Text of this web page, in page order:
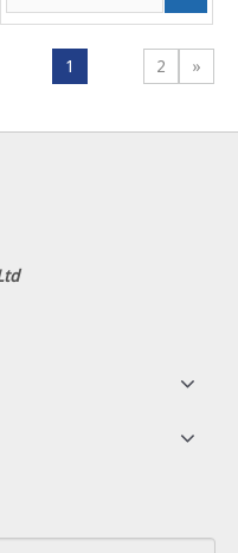
Acryl 6090
1 2 »